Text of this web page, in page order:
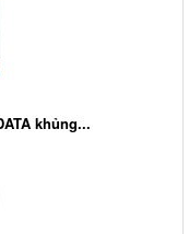
khủng...